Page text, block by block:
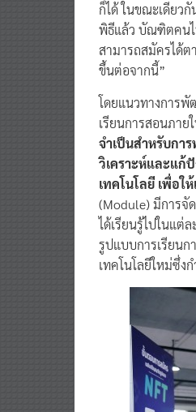
ก็ได้ ในขณะเดียว
พิธีแล้ว บัณฑิตคนไ
สามารถสมัครได้ต
ขึ้นต่อจากนี้”
โดยแนวทางการพั
เรียนการสอนภา
จำเป็นสำหรับกา
วิเคราะห์และแก้
เทคโนโลยี เพื่อใ
(Module) มีการจั
ได้เรียนรู้ไปในแต่
รูปแบบการเรียน
เทคโนโลยีใหม่ซึ่ง